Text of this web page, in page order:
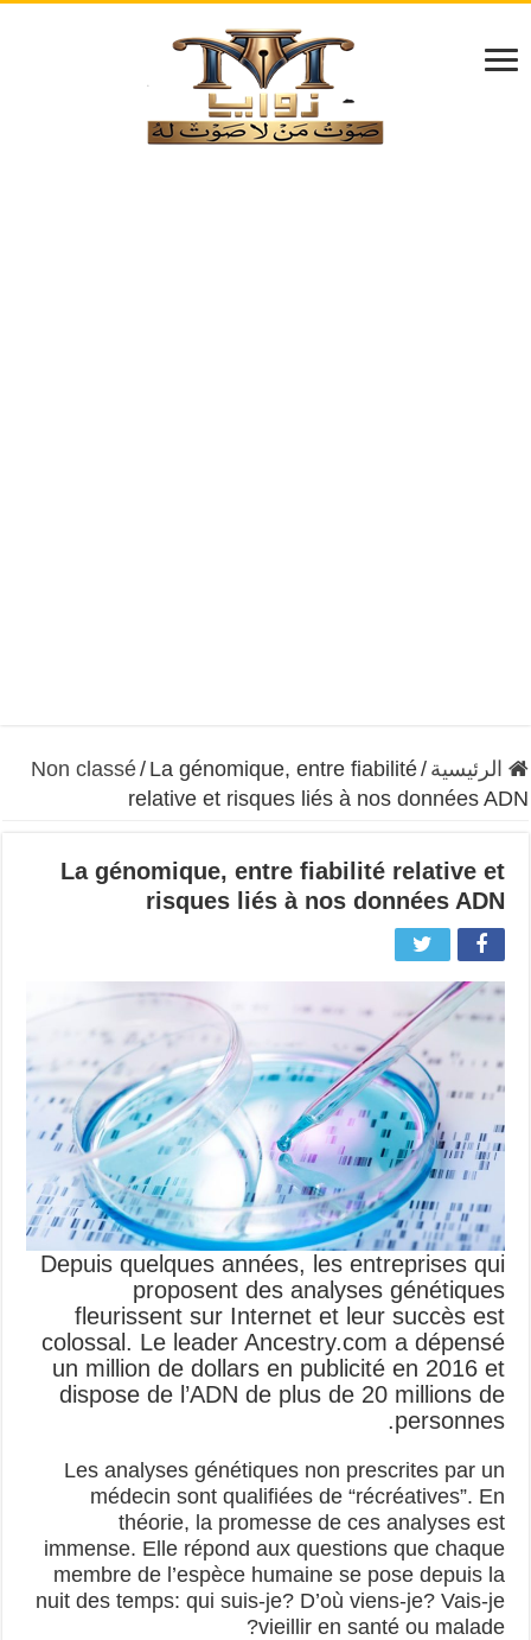
الرئيسية /
Non classé / La génomique, entre fiabilité
relative et risques liés à nos données ADN
La génomique, entre fiabilité relative et
risques liés à nos données ADN
Depuis quelques années, les entreprises qui
proposent des analyses génétiques
fleurissent sur Internet et leur succès est
colossal. Le leader Ancestry.com a dépensé
un million de dollars en publicité en 2016 et
dispose de l’ADN de plus de 20 millions de
personnes.
Les analyses génétiques non prescrites par un
médecin sont qualifiées de “récréatives”. En
théorie, la promesse de ces analyses est
immense. Elle répond aux questions que chaque
membre de l’espèce humaine se pose depuis la
nuit des temps: qui suis-je? D’où viens-je? Vais-je
vieillir en santé ou malade?